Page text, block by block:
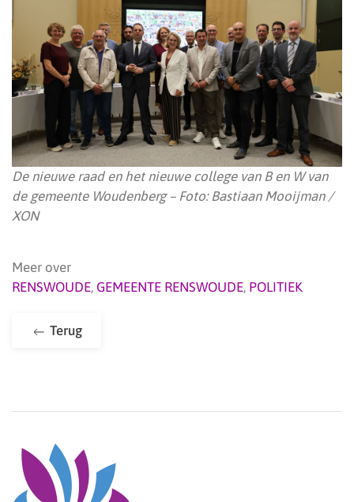
De nieuwe raad en het nieuwe college van B en W van
de gemeente Woudenberg – Foto: Bastiaan Mooijman /
XON
Meer over
RENSWOUDE, GEMEENTE RENSWOUDE, POLITIEK
Terug